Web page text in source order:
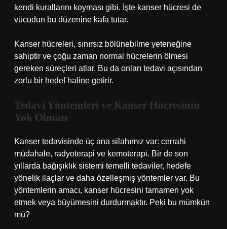
kendi kurallarını koyması gibi. İşte kanser hücresi de
vücudun bu düzenine kafa tutar.
Kanser hücreleri, sınırsız bölünebilme yeteneğine
sahiptir ve çoğu zaman normal hücrelerin ölmesi
gereken süreçleri atlar. Bu da onları tedavi açısından
zorlu bir hedef haline getirir.
Tedavi Yöntemleri ve Kanser Hücresinin
Yok Olması
Kanser tedavisinde üç ana silahımız var: cerrahi
müdahale, radyoterapi ve kemoterapi. Bir de son
yıllarda bağışıklık sistemi temelli tedaviler, hedefe
yönelik ilaçlar ve daha özelleşmiş yöntemler var. Bu
yöntemlerin amacı, kanser hücresini tamamen yok
etmek veya büyümesini durdurmaktır. Peki bu mümkün
mü?